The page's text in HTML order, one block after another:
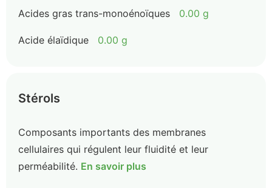
Acides gras trans-monoénoïques 0.00 g
Acide élaïdique 0.00 g
Stérols
Composants importants des membranes
cellulaires qui régulent leur fluidité et leur
perméabilité. En savoir plus